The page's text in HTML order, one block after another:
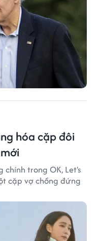
hóa cặp đôi
chính trong OK, Let's
cặp vợ chồng đứng